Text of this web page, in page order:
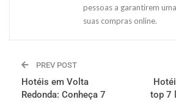
pessoas a garantirem
suas compras online.
PREV POST
Hotéis em Volta
Redonda: Conheça 7
top 7